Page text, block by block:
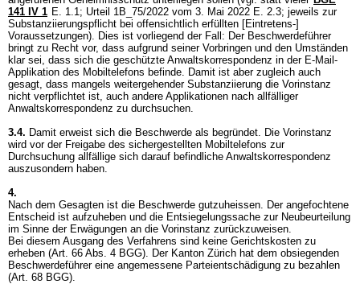
141 IV 1 E. 1.1; Urteil 1B_75/2022 vom 3. Mai 2022 E. 2.3; jeweils zur
Substanziierungspflicht bei offensichtlich erfüllten [Eintretens-]
Voraussetzungen). Dies ist vorliegend der Fall: Der Beschwerdeführer
bringt zu Recht vor, dass aufgrund seiner Vorbringen und den Umständen
klar sei, dass sich die geschützte Anwaltskorrespondenz in der E-Mail-
Applikation des Mobiltelefons befinde. Damit ist aber zugleich auch
gesagt, dass mangels weitergehender Substanziierung die Vorinstanz
nicht verpflichtet ist, auch andere Applikationen nach allfälliger
Anwaltskorrespondenz zu durchsuchen.
3.4. Damit erweist sich die Beschwerde als begründet. Die Vorinstanz
wird vor der Freigabe des sichergestellten Mobiltelefons zur
Durchsuchung allfällige sich darauf befindliche Anwaltskorrespondenz
auszusondern haben.
4.
Nach dem Gesagten ist die Beschwerde gutzuheissen. Der angefochtene
Entscheid ist aufzuheben und die Entsiegelungssache zur Neubeurteilung
im Sinne der Erwägungen an die Vorinstanz zurückzuweisen.
Bei diesem Ausgang des Verfahrens sind keine Gerichtskosten zu
erheben (Art. 66 Abs. 4 BGG). Der Kanton Zürich hat dem obsiegenden
Beschwerdeführer eine angemessene Parteientschädigung zu bezahlen
(Art. 68 BGG).